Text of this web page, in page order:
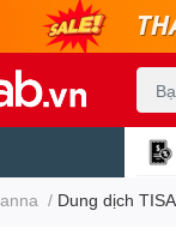
/ Dung dịch